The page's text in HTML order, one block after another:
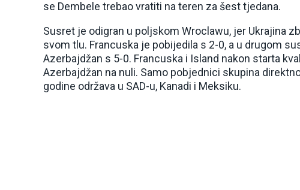
se Dembele trebao vratiti na teren za šest tjedana.
Susret je odigran u poljskom Wroclawu, jer Ukrajina
svom tlu. Francuska je pobijedila s 2-0, a u drugom
Azerbajdžan s 5-0. Francuska i Island nakon starta
Azerbajdžan na nuli. Samo pobjednici skupina
godine održava u SAD-u, Kanadi i Meksiku.